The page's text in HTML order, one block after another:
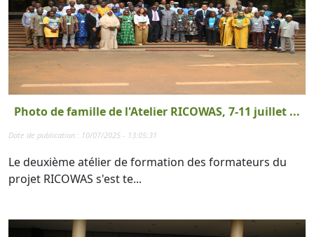
Photo de famille de l'Atelier RICOWAS, 7-11 juillet ...
Date de publication : 10/07/2025 - 13:05:31
Le deuxième atélier de formation des formateurs du
projet RICOWAS s'est te...